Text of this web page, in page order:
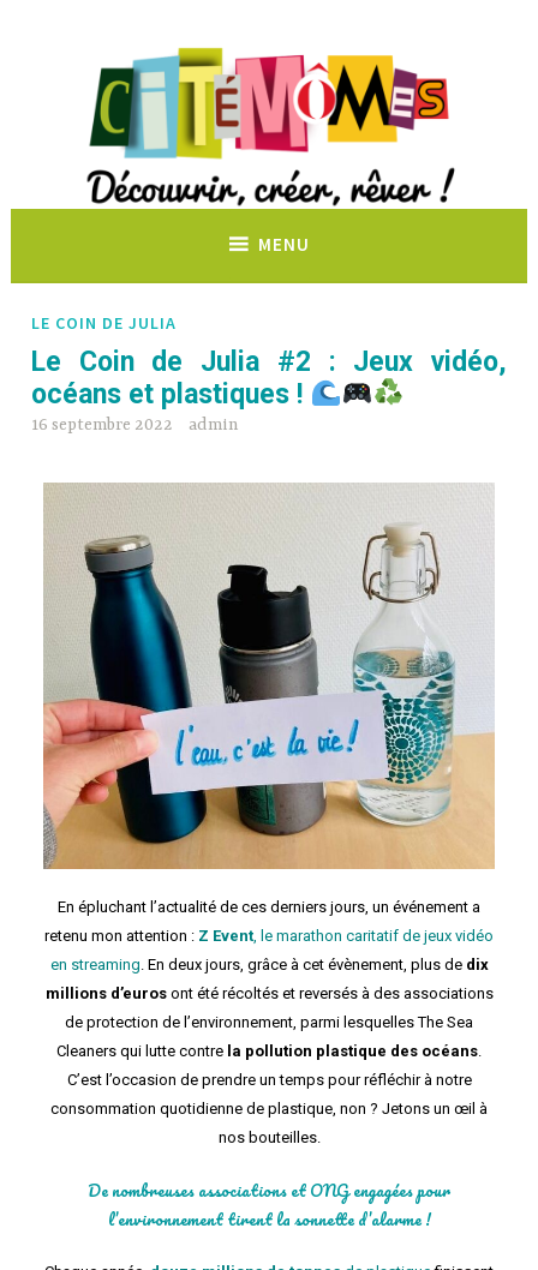
Découvrir, créer, rêver !
MENU
LE COIN DE JULIA
Le Coin de Julia #2 : Jeux vidéo,
océans et plastiques !
16 septembre 2022 admin
En épluchant l’actualité de ces derniers jours, un événement a
retenu mon attention : Z Event, le marathon caritatif de jeux vidéo
en streaming. En deux jours, grâce à cet évènement, plus de dix
millions d’eurosont été récoltés et reversés à des associations
de protection de l’environnement, parmi lesquelles The Sea
Cleaners qui lutte contre la pollution plastique des océans.
C’est l’occasion de prendre un temps pour réfléchir à notre
consommation quotidienne de plastique, non ? Jetons un œil à
nos bouteilles.
De nombreuses associations et ONG engagées pour
l’environnement tirent la sonnette d’alarme !